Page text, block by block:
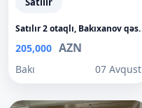
Satılır 2 otaqlı, Bakıxanov qəs.
205,000 AZN
Bakı 07 Avqust